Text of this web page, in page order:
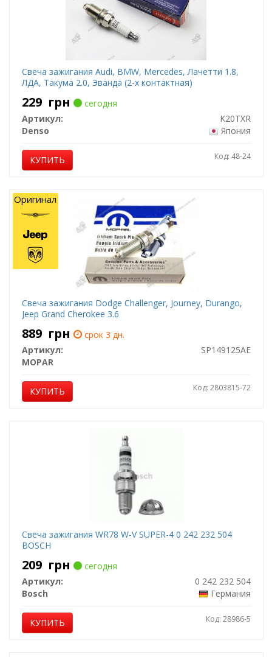
Свеча зажигания Audi, BMW, Mercedes, Лачетти 1.8,
ЛДА, Такума 2.0, Эванда (2-х контактная)
229 грн
сегодня
Артикул:
K20TXR
Denso
Япония
КУПИТЬ Код: 48-24
Свеча зажигания Dodge Challenger, Journey, Durango,
Jeep Grand Cherokee 3.6
889 грн
срок 3 дн.
Артикул:
SP149125AE
MOPAR
КУПИТЬ Код: 2803815-72
Оригинал
Свеча зажигания WR78 W-V SUPER-4 0 242 232 504
BOSCH
209 грн
сегодня
Артикул:
0 242 232 504
Bosch
Германия
КУПИТЬ Код: 28986-5